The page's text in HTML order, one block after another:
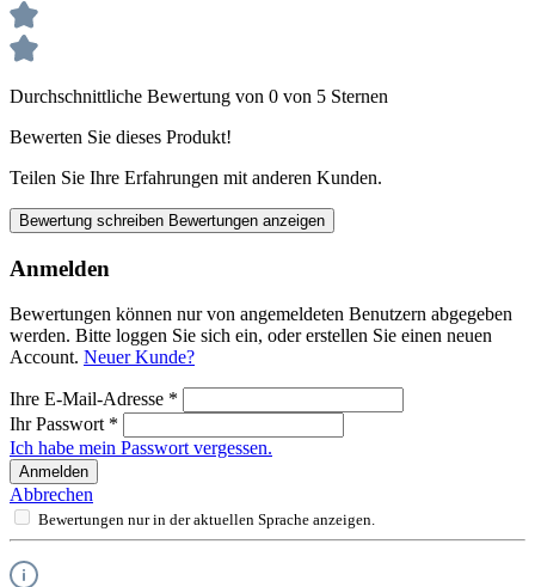
Durchschnittliche Bewertung von 0 von 5 Sternen
Bewerten Sie dieses Produkt!
Teilen Sie Ihre Erfahrungen mit anderen Kunden.
Bewertung schreiben Bewertungen anzeigen
Anmelden
Bewertungen können nur von angemeldeten Benutzern abgegeben
werden. Bitte loggen Sie sich ein, oder erstellen Sie einen neuen
Account. Neuer Kunde?
Ihre E-Mail-Adresse *
Ihr Passwort *
Ich habe mein Passwort vergessen.
Anmelden
Abbrechen
Bewertungen nur in der aktuellen Sprache anzeigen.